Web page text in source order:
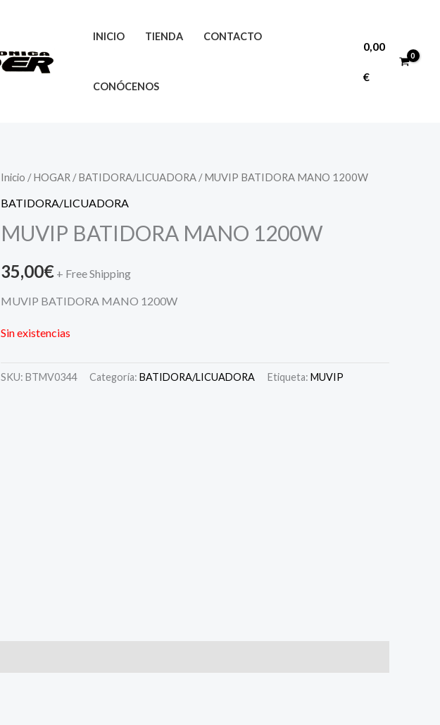
INICIO TIENDA CONTACTO
CONÓCENOS
0,00
€
Inicio /HOGAR /BATIDORA/LICUADORA / MUVIP BATIDORA MANO 1200W
BATIDORA/LICUADORA
MUVIP BATIDORA MANO 1200W
35,00€ + Free Shipping
MUVIP BATIDORA MANO 1200W
Sin existencias
SKU: BTMV0344 Categoría: BATIDORA/LICUADORA Etiqueta: MUVIP